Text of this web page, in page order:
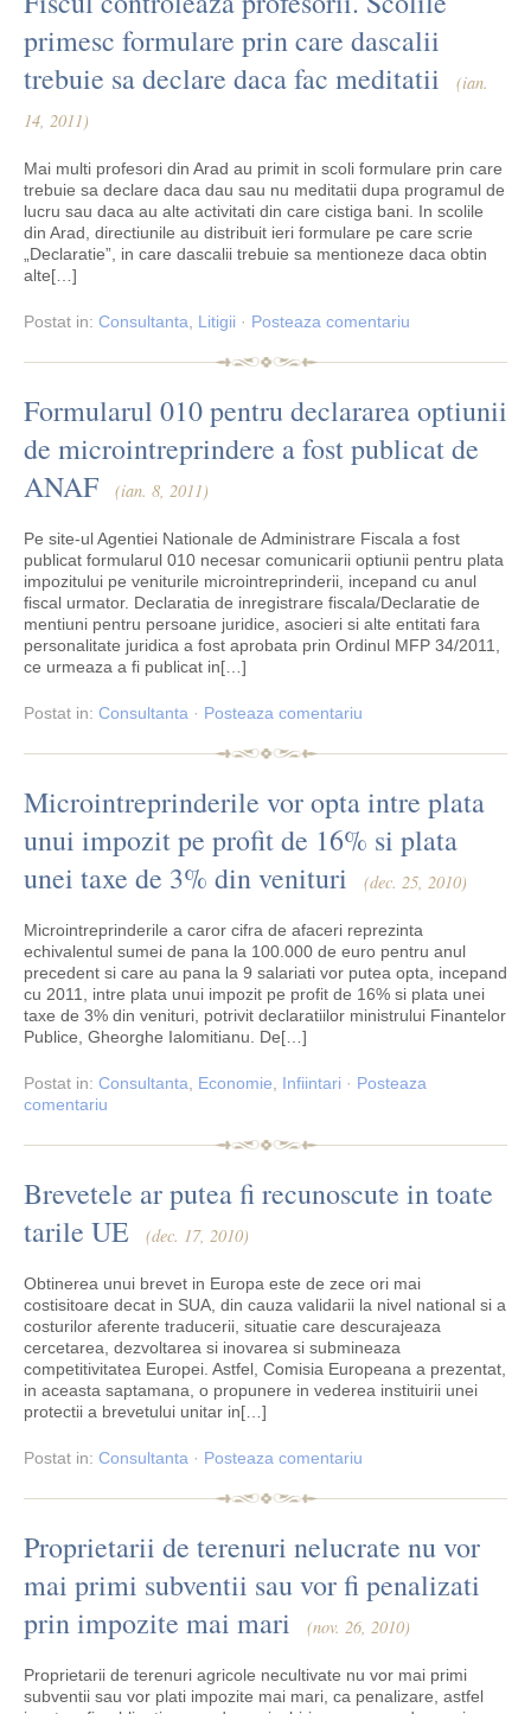
primesc formulare prin care dascalii
trebuie sa declare daca fac meditatii
(ian.
14, 2011)
Mai multi profesori din Arad au primit in scoli formulare prin care
trebuie sa declare daca dau sau nu meditatii dupa programul de
lucru sau daca au alte activitati din care cistiga bani. In scolile
din Arad, directiunile au distribuit ieri formulare pe care scrie
„Declaratie”, in care dascalii trebuie sa mentioneze daca obtin
alte[…]
Postat in: Consultanta Litigii · Posteaza comentariu
Formularul 010 pentru declararea optiunii
de microintreprindere a fost publicat de
ANAF
(ian. 8, 2011)
Pe site-ul Agentiei Nationale de Administrare Fiscala a fost
publicat formularul 010 necesar comunicarii optiunii pentru plata
impozitului pe veniturile microintreprinderii, incepand cu anul
fiscal urmator. Declaratia de inregistrare fiscala/Declaratie de
mentiuni pentru persoane juridice, asocieri si alte entitati fara
personalitate juridica a fost aprobata prin Ordinul MFP 34/2011,
ce urmeaza a fi publicat in[…]
Postat in: Consultanta · Posteaza comentariu
Microintreprinderile vor opta intre plata
unui impozit pe profit de 16% si plata
unei taxe de 3% din venituri
(dec. 25, 2010)
Microintreprinderile a caror cifra de afaceri reprezinta
echivalentul sumei de pana la 100.000 de euro pentru anul
precedent si care au pana la 9 salariati vor putea opta, incepand
cu 2011, intre plata unui impozit pe profit de 16% si plata unei
taxe de 3% din venituri, potrivit declaratiilor ministrului Finantelor
Publice, Gheorghe Ialomitianu. De[…]
Postat in: Consultanta Economie Infiintari · Posteaza
comentariu
Brevetele ar putea fi recunoscute in toate
tarile UE
(dec. 17, 2010)
Obtinerea unui brevet in Europa este de zece ori mai
costisitoare decat in SUA, din cauza validarii la nivel national si a
costurilor aferente traducerii, situatie care descurajeaza
cercetarea, dezvoltarea si inovarea si submineaza
competitivitatea Europei. Astfel, Comisia Europeana a prezentat,
in aceasta saptamana, o propunere in vederea instituirii unei
protectii a brevetului unitar in[…]
Postat in: Consultanta · Posteaza comentariu
Proprietarii de terenuri nelucrate nu vor
mai primi subventii sau vor fi penalizati
prin impozite mai mari
(nov. 26, 2010)
Proprietarii de terenuri agricole necultivate nu vor mai primi
subventii sau vor plati impozite mai mari, ca penalizare, astfel